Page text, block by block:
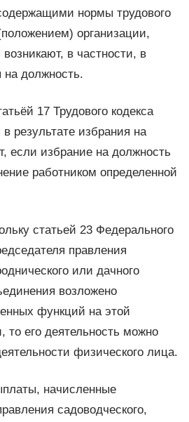
нормы трудового
организации,
в частности, в
на должность.
17 Трудового кодекса
результате избрания на
если избрание на должность
работником определенной
статьей 23 Федерального
правления
или дачного
возложено
функций на этой
то его деятельность можно
физического лица.
начисленные
садоводческого,